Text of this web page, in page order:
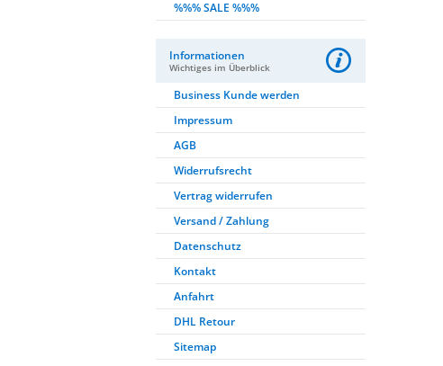
%%% SALE %%%
Informationen
Wichtiges im Überblick
Business Kunde werden
Impressum
AGB
Widerrufsrecht
Vertrag widerrufen
Versand / Zahlung
Datenschutz
Kontakt
Anfahrt
DHL Retour
Sitemap